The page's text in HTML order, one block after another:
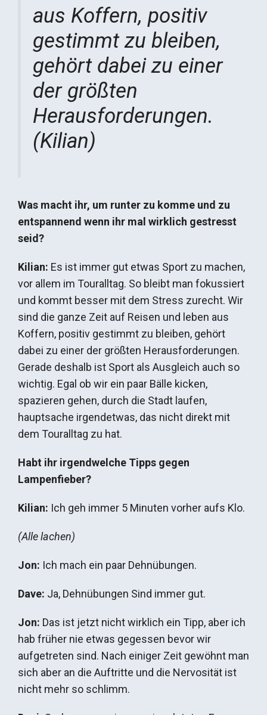
aus Koffern, positiv
gestimmt zu bleiben,
gehört dabei zu einer
der größten
Herausforderungen.
(Kilian)
Was macht ihr, um runter zu komme und zu
entspannend wenn ihr mal wirklich gestresst
seid?
Kilian: Es ist immer gut etwas Sport zu machen,
vor allem im Touralltag. So bleibt man fokussiert
und kommt besser mit dem Stress zurecht. Wir
sind die ganze Zeit auf Reisen und leben aus
Koffern, positiv gestimmt zu bleiben, gehört
dabei zu einer der größten Herausforderungen.
Gerade deshalb ist Sport als Ausgleich auch so
wichtig. Egal ob wir ein paar Bälle kicken,
spazieren gehen, durch die Stadt laufen,
hauptsache irgendetwas, das nicht direkt mit
dem Touralltag zu hat.
Habt ihr irgendwelche Tipps gegen
Lampenfieber?
Kilian: Ich geh immer 5 Minuten vorher aufs Klo.
(Alle lachen)
Jon: Ich mach ein paar Dehnübungen.
Dave: Ja, Dehnübungen Sind immer gut.
Jon: Das ist jetzt nicht wirklich ein Tipp, aber ich
hab früher nie etwas gegessen bevor wir
aufgetreten sind. Nach einiger Zeit gewöhnt man
sich aber an die Auftritte und die Nervosität ist
nicht mehr so schlimm.